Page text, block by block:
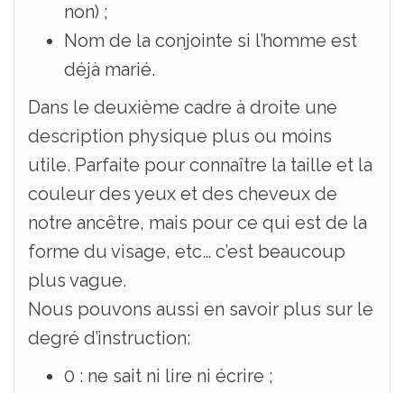
non) ;
Nom de la conjointe si l’homme est
déjà marié.
Dans le deuxième cadre à droite une
description physique plus ou moins
utile. Parfaite pour connaître la taille et la
couleur des yeux et des cheveux de
notre ancêtre, mais pour ce qui est de la
forme du visage, etc… c’est beaucoup
plus vague.
Nous pouvons aussi en savoir plus sur le
degré d’instruction:
0 : ne sait ni lire ni écrire ;